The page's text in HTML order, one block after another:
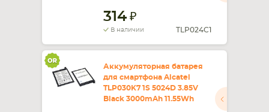
314
В наличии TLP024C1
Аккумуляторная батарея
для смартфона Alcatel
TLP030K7 1S 5024D 3.85V
Black 3000mAh 11.55Wh